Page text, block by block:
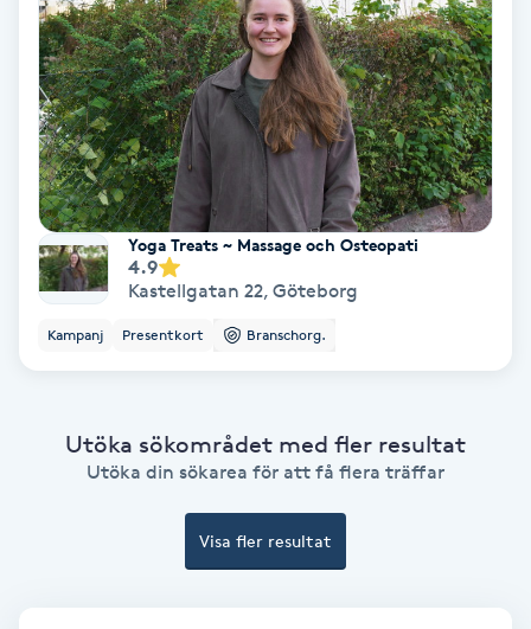
Enzympeeling
Extensions
Extensions borttagning
Eyeliner-tatuering
Face framing
Fet hårbotten
Yoga Treats ~ Massage och Osteopati
4.9
Kastellgatan 22, Göteborg
Kampanj Presentkort Branschorg.
Utöka sökområdet med fler resultat
Utöka din sökarea för att få flera träffar
Visa fler resultat